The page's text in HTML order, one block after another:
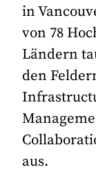
in
von 78
Ländern
den
aus.